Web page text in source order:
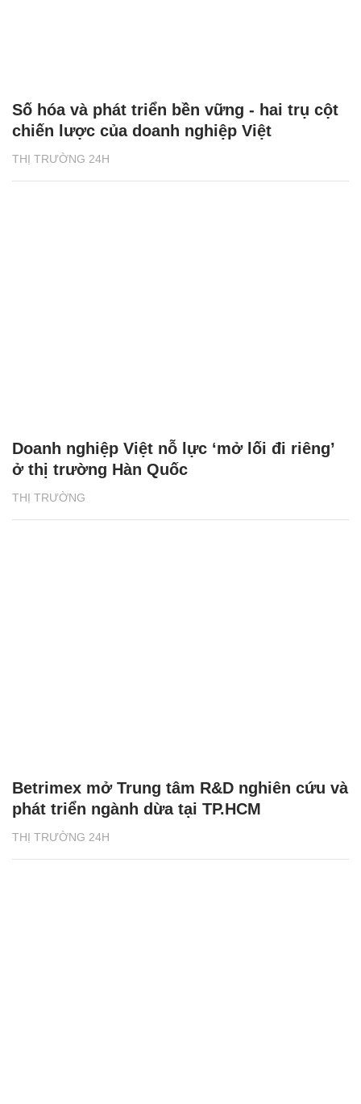
THỊ TRƯỜNG 24H
Số hóa và phát triển bền vững - hai trụ cột
chiến lược của doanh nghiệp Việt
THỊ TRƯỜNG
Doanh nghiệp Việt nỗ lực ‘mở lối đi riêng’
ở thị trường Hàn Quốc
THỊ TRƯỜNG 24H
Betrimex mở Trung tâm R&D nghiên cứu và
phát triển ngành dừa tại TP.HCM